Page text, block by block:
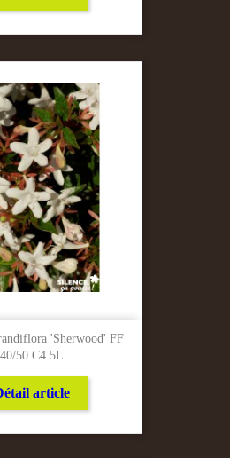
'Sherwood' FF
40/50 C4.5L
article